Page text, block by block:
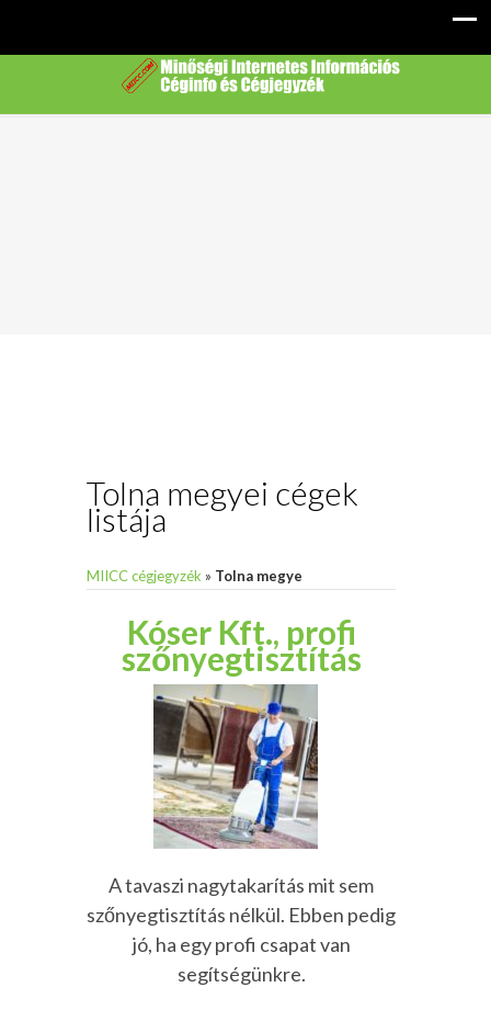
Tolna megyei cégek
listája
MIICC cégjegyzék » Tolna megye
Kóser Kft., profi
szőnyegtisztítás
A tavaszi nagytakarítás mit sem
szőnyegtisztítás nélkül. Ebben pedig
jó, ha egy profi csapat van
segítségünkre.